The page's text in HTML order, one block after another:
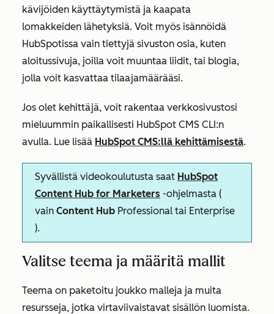
kävijöiden käyttäytymistä ja kaapata
lomakkeiden lähetyksiä. Voit myös isännöidä
HubSpotissa vain tiettyjä sivuston osia, kuten
aloitussivuja, joilla voit muuntaa liidit, tai blogia,
jolla voit kasvattaa tilaajamäärääsi.
Jos olet kehittäjä, voit rakentaa verkkosivustosi
mieluummin paikallisesti HubSpot CMS CLI:n
avulla. Lue lisää HubSpot CMS:llä kehittämisestä.
Syvällistä videokoulutusta saat HubSpot
Content Hub for Marketers -ohjelmasta (
vain Content Hub Professional tai Enterprise
).
Valitse teema ja määritä mallit
Teema on paketoitu joukko malleja ja muita
resursseja, jotka virtaviivaistavat sisällön luomista.